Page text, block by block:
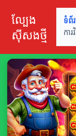
ល្បែង
ស៊ីសងថ្មី
ទំព័
កា